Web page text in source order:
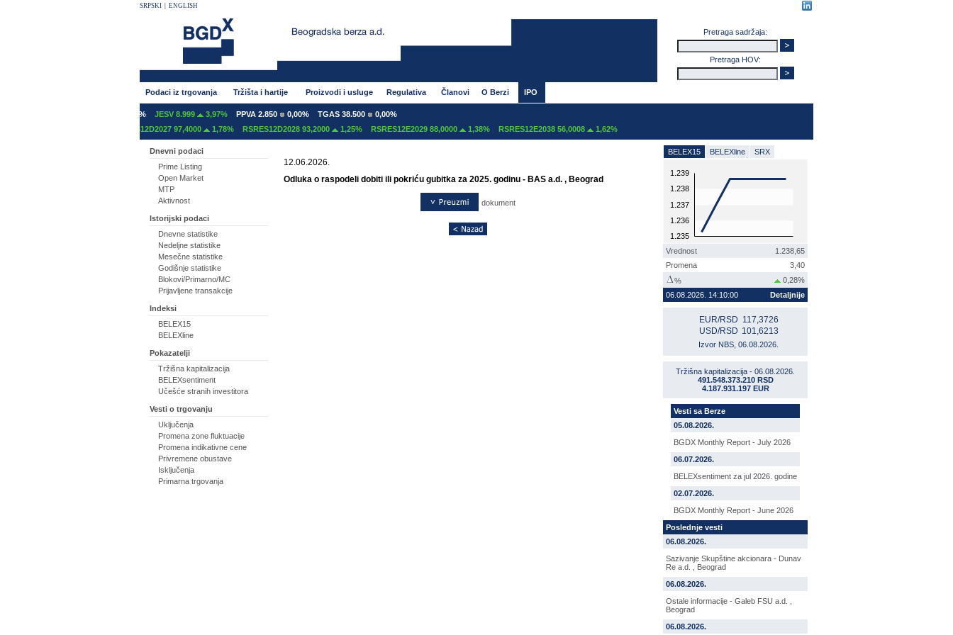
SRPSKI ENGLISH
Pretraga sadržaja:
Pretraga HOV:
Podaci iz trgovanja Tržišta i hartije Proizvodi i usluge Regulativa Članovi O Berzi IPO
JESV 8.999 3,97% PPVA 2.850 0,00% TGAS 38.500
0,00%
RSRES12D2027 97,4000 1,78% RSRES12D2028 93,2000 1,25% RSRES12E2029 88,0000 1,38% RSRES12E2038 56,0008 1,62%
Dnevni podaci
Prime Listing
Open Market
MTP
Aktivnost
Istorijski podaci
Dnevne statistike
Nedeljne statistike
Mesečne statistike
Godišnje statistike
Blokovi/Primarno/MC
Prijavljene transakcije
Indeksi
BELEX15
BELEXline
Pokazatelji
Tržišna kapitalizacija
BELEXsentiment
Učešće stranih investitora
Vesti o trgovanju
Uključenja
Promena zone fluktuacije
Promena indikativne cene
Privremene obustave
Isključenja
Primarna trgovanja
12.06.2026.
Odluka o raspodeli dobiti ili pokriću gubitka za 2025. godinu - BAS a.d. , Beograd
dokument
BELEX15 BELEXline SRX
1.235
1.236
1.237
1.238
1.239
Vrednost
1.238,65
Promena
3,40
%
0,28%
06.08.2026. 14:10:00
Detaljnije
EUR/RSD 117,3726
USD/RSD 101,6213
Izvor NBS, 06.08.2026.
Tržišna kapitalizacija - 06.08.2026.
491.548.373.210 RSD
4.187.931.197 EUR
Vesti sa Berze
05.08.2026.
BGDX Monthly Report - July 2026
06.07.2026.
BELEXsentiment za jul 2026. godine
02.07.2026.
BGDX Monthly Report - June 2026
Poslednje vesti
06.08.2026.
Sazivanje Skupštine akcionara - Dunav
Re a.d. , Beograd
06.08.2026.
Ostale informacije - Galeb FSU a.d. ,
Beograd
06.08.2026.